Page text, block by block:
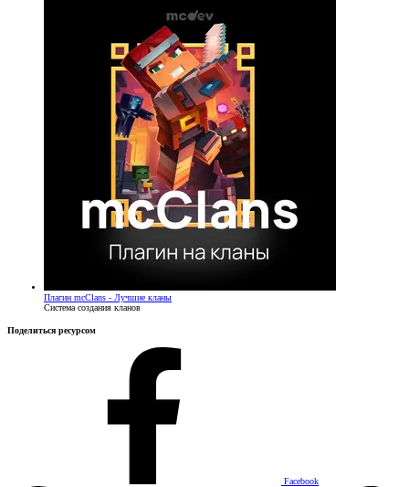
Плагин mcClans - Лучшие кланы
Система создания кланов
Поделиться ресурсом
Facebook